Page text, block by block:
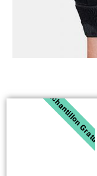
Échantillon Gratuit